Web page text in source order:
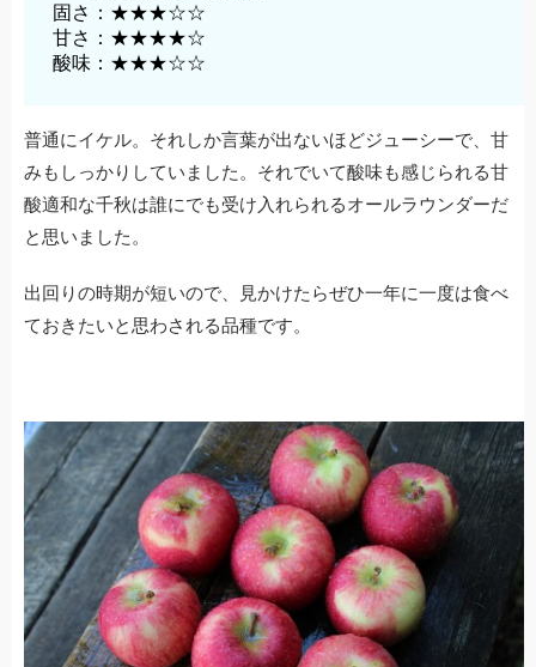
固さ：★★★☆☆
甘さ：★★★★☆
酸味：★★★☆☆
普通にイケル。それしか言葉が出ないほどジューシーで、甘
みもしっかりしていました。それでいて酸味も感じられる甘
酸適和な千秋は誰にでも受け入れられるオールラウンダーだ
と思いました。
出回りの時期が短いので、見かけたらぜひ一年に一度は食べ
ておきたいと思わされる品種です。